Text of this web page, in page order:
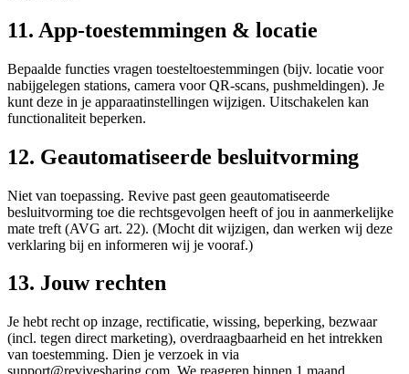
11. App-toestemmingen & locatie
Bepaalde functies vragen toesteltoestemmingen (bijv. locatie voor
nabijgelegen stations, camera voor QR-scans, pushmeldingen). Je
kunt deze in je apparaatinstellingen wijzigen. Uitschakelen kan
functionaliteit beperken.
12. Geautomatiseerde besluitvorming
Niet van toepassing. Revive past geen geautomatiseerde
besluitvorming toe die rechtsgevolgen heeft of jou in aanmerkelijke
mate treft (AVG art. 22). (Mocht dit wijzigen, dan werken wij deze
verklaring bij en informeren wij je vooraf.)
13. Jouw rechten
Je hebt recht op inzage, rectificatie, wissing, beperking, bezwaar
(incl. tegen direct marketing), overdraagbaarheid en het intrekken
van toestemming. Dien je verzoek in via